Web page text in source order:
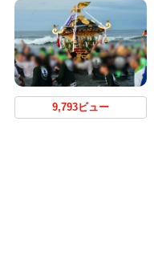
9,793ビュー